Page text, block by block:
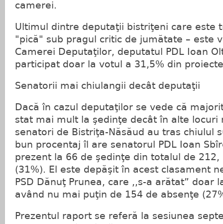
camerei.
Ultimul dintre deputaţii bistriţeni care este
"pică" sub pragul critic de jumătate – este
Camerei Deputaţilor, deputatul PDL Ioan
participat doar la votul a 31,5% din
Senatorii mai chiulangii decât deputaţii
Dacă în cazul deputaţilor se vede că
stat mai mult la şedinţe decât în alte locuri
senatori de Bistriţa-Năsăud au tras chiulul
bun procentaj îl are senatorul PDL Ioan
prezent la 66 de şedinţe din totalul de
(31%). El este depăşit în acest clasament
PSD Dănuţ Prunea, care ,,s-a arătat” doar
având nu mai puţin de 154 de absenţe
Prezentul raport se referă la sesiunea